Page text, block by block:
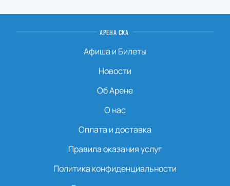
АРЕНА СКА
Афиша и Билеты
Новости
Об Арене
О нас
Оплата и доставка
Правила оказания услуг
Политика конфиденциальности